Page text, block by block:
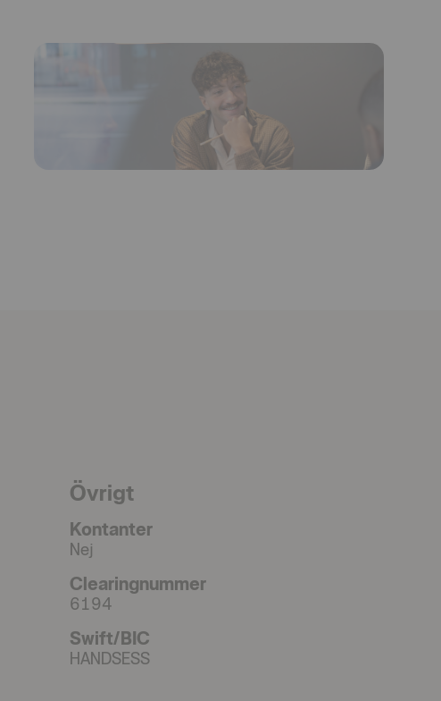
Övrigt
Kontanter
Nej
Clearingnummer
6194
Swift/BIC
HANDSESS